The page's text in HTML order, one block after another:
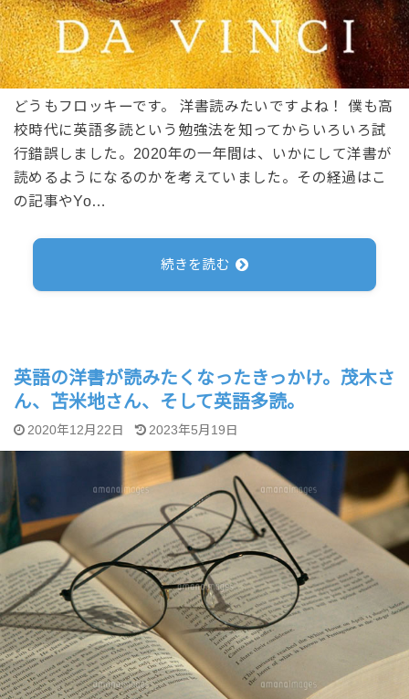
どうもフロッキーです。 洋書読みたいですよね！ 僕も高
校時代に英語多読という勉強法を知ってからいろいろ試
行錯誤しました。2020年の一年間は、いかにして洋書が
読めるようになるのかを考えていました。その経過はこ
の記事やYo…
続きを読む
英語の洋書が読みたくなったきっかけ。茂木さ
ん、苫米地さん、そして英語多読。
2020年12月22日 2023年5月19日